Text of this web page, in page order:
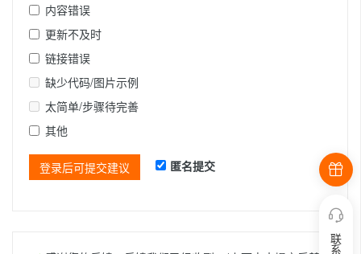
内容错误
更新不及时
链接错误
缺少代码/图片示例
太简单/步骤待完善
其他
登录后可提交建议 匿名提交
联
系